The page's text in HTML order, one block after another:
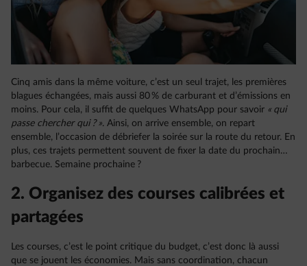
Cinq amis dans la même voiture, c’est un seul trajet, les premières
blagues échangées, mais aussi 80 % de carburant et d’émissions en
moins. Pour cela, il suffit de quelques WhatsApp pour savoir « qui
passe chercher qui ? ». Ainsi, on arrive ensemble, on repart
ensemble, l’occasion de débriefer la soirée sur la route du retour. En
plus, ces trajets permettent souvent de fixer la date du prochain…
barbecue. Semaine prochaine ?
2. Organisez des courses calibrées et
partagées
Les courses, c’est le point critique du budget, c’est donc là aussi
que se jouent les économies. Mais sans coordination, chacun